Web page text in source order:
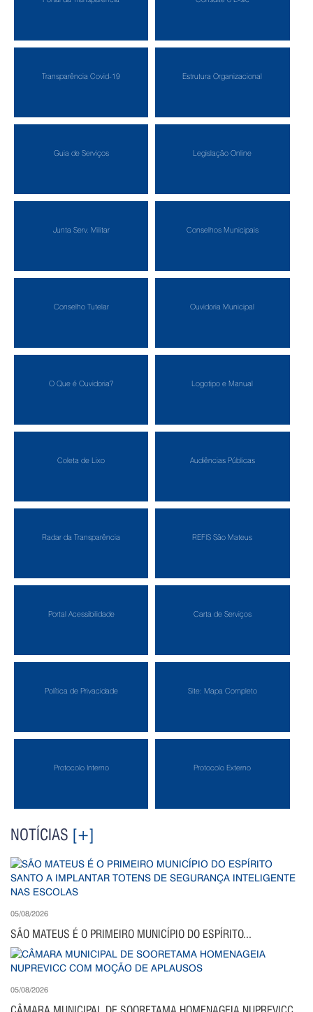
Transparência Covid-19 Estrutura Organizacional
Guia de Serviços Legislação Online
Junta Serv. Militar Conselhos Municipais
Conselho Tutelar Ouvidoria Municipal
O Que é Ouvidoria? Logotipo e Manual
Coleta de Lixo Audiências Públicas
Radar da Transparência REFIS São Mateus
Portal Acessibilidade Carta de Serviços
Política de Privacidade Site: Mapa Completo
Protocolo Interno Protocolo Externo
NOTÍCIAS [+]
05/08/2026
SÃO MATEUS É O PRIMEIRO MUNICÍPIO DO ESPÍRITO...
05/08/2026